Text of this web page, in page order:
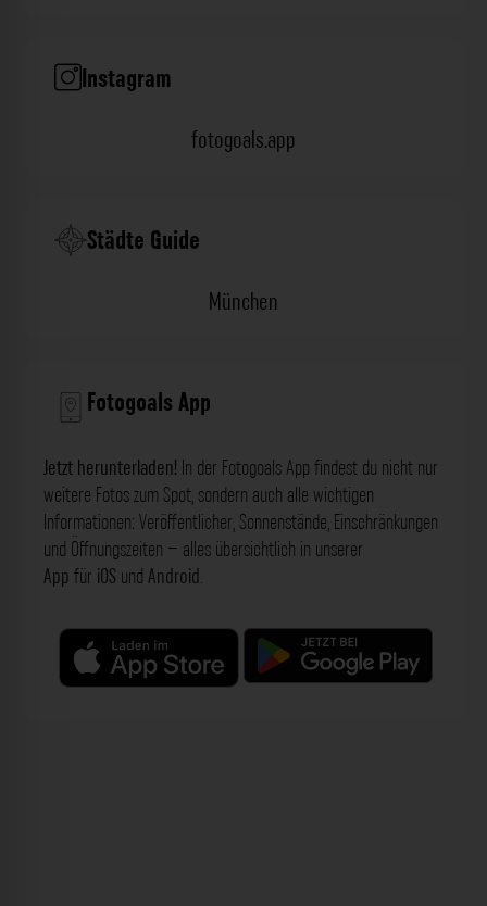
Instagram
fotogoals.app
Städte Guide
München
Fotogoals App
Jetzt herunterladen! In der Fotogoals App findest du nicht nur
weitere Fotos zum Spot, sondern auch alle wichtigen
Informationen: Veröffentlicher, Sonnenstände, Einschränkungen
und Öffnungszeiten – alles übersichtlich in unserer
App für iOS und Android.